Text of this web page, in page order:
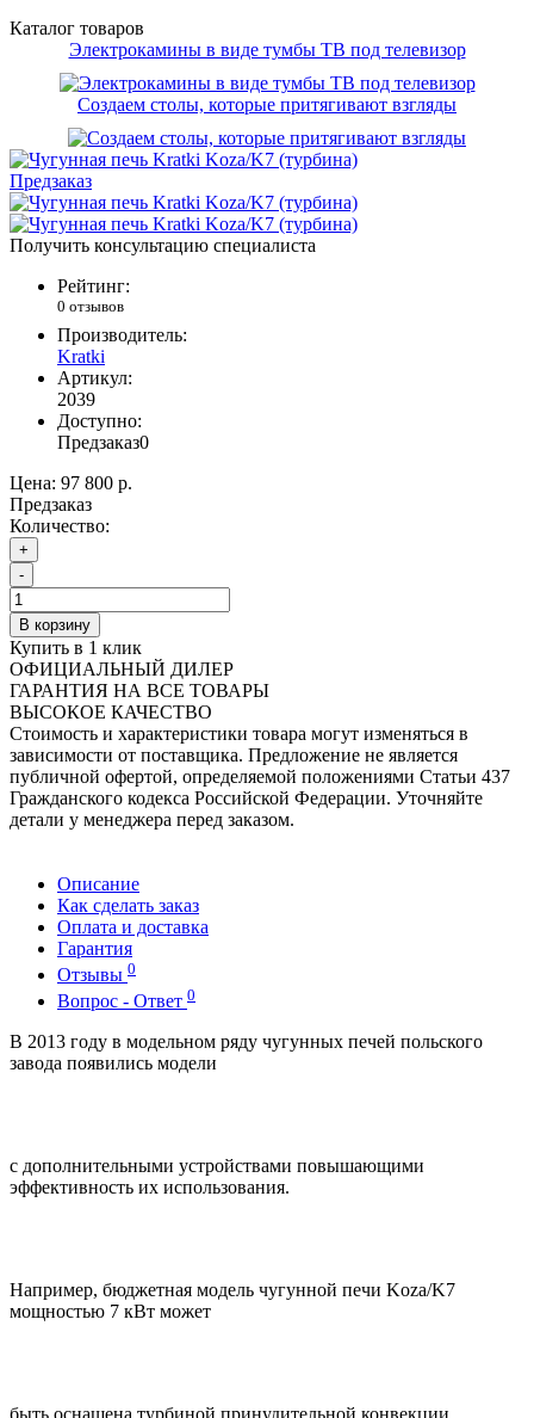
Каталог товаров
Электрокамины в виде тумбы ТВ под телевизор
Создаем столы, которые притягивают взгляды
Предзаказ
Получить консультацию специалиста
Рейтинг:
0 отзывов
Производитель:
Kratki
Артикул:
2039
Доступно:
Предзаказ0
Цена: 97 800 р.
Предзаказ
Количество:
+
-
В корзину
Купить в 1 клик
ОФИЦИАЛЬНЫЙ ДИЛЕР
ГАРАНТИЯ НА ВСЕ ТОВАРЫ
ВЫСОКОЕ КАЧЕСТВО
Стоимость и характеристики товара могут изменяться в
зависимости от поставщика. Предложение не является
публичной офертой, определяемой положениями Статьи 437
Гражданского кодекса Российской Федерации. Уточняйте
детали у менеджера перед заказом.
Описание
Как сделать заказ
Оплата и доставка
Гарантия
Отзывы 0
Вопрос - Ответ 0
В 2013 году в модельном ряду чугунных печей польского
завода появились модели
с дополнительными устройствами повышающими
эффективность их использования.
Например, бюджетная модель чугунной печи Koza/K7
мощностью 7 кВт может